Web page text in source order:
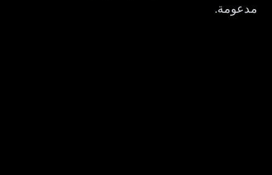
مدعومة.